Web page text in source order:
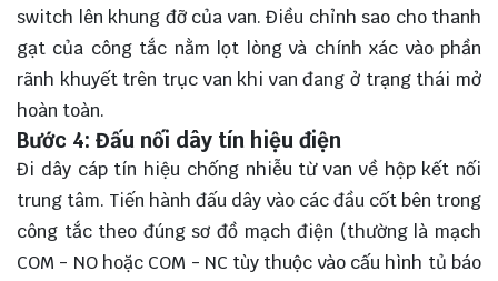
switch lên khung đỡ của van. Điều chỉnh sao cho thanh
gạt của công tắc nằm lọt lòng và chính xác vào phần
rãnh khuyết trên trục van khi van đang ở trạng thái mở
hoàn toàn.
Bước 4: Đấu nối dây tín hiệu điện
Đi dây cáp tín hiệu chống nhiễu từ van về hộp kết nối
trung tâm. Tiến hành đấu dây vào các đầu cốt bên trong
công tắc theo đúng sơ đồ mạch điện (thường là mạch
COM - NO hoặc COM - NC tùy thuộc vào cấu hình tủ báo